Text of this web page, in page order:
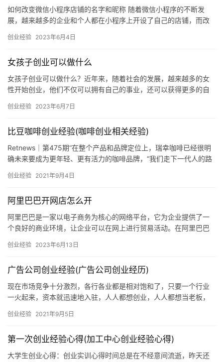
浙江大学客座讲师，
如何改变微信小程序店铺的名字和昵称 随着微信小程序的不断发
展，越来越多的企业和个人都在小程序上开设了自己的店铺，而改
信小程…
创业经验 2023年6月4日
女孩子创业可以做什么
女孩子创业可以做什么？近年来，随着社会的发展，越来越多的女
性开始创业，他们不仅可以拥有自己的事业，还可以获得更多的自
如网络…
创业经验 2023年6月7日
比豆咖啡创业经验(咖啡创业相关经验)
Retnews｜第475期“在整个产品和品牌定位上，瑞幸咖啡已经很明
确未来要成为更年轻、更有活力的咖啡品牌，“我们走下一代人的路
荼微信公众号ID｜Retnews用玩命的速度奔跑，先成为名牌，再成
CMO，他用自己的流量池思维助力瑞幸咖啡在从0到
创业经验 2021年9月4日
阿里巴巴开网店怎么开
阿里巴巴是一家以电子商务为核心的网络平台，它为企业提供了一
个良好的商业环境，让企业可以在网上进行贸易活动。在阿里巴巴
里巴巴…
创业经验 2023年6月13日
广告公司创业经验(广告公司创业经历)
现在市场竞争十分激烈，各行各业都是相对饱和了，只要一个行业
一火起来，资本就迅速地入驻，人人都想创业，人人都想当老板，
一蹶不振了，就真的成为了打工人了，现在我以自己的经验为关注
业少踩坑提出点个人观点。店面选址要合理：如开店最好开在学校
和工商业人流量较大的地方，不是因为开在
创业经验 2021年9月5日
第一次创业经验心得(加工中心创业经验心得)
大学生创业心得：创业实训心得时间总是在不经意间流逝，昨天还